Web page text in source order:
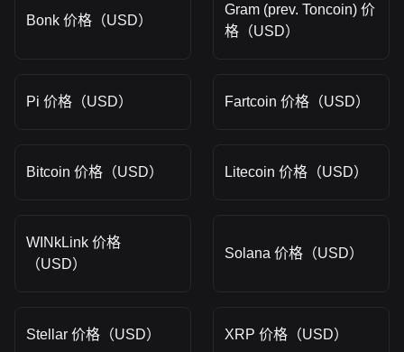
Bonk 价格（USD）
Gram (prev. Toncoin) 价
格（USD）
Pi 价格（USD） Fartcoin 价格（USD）
Bitcoin 价格（USD） Litecoin 价格（USD）
WINkLink 价格
（USD）
Solana 价格（USD）
Stellar 价格（USD） XRP 价格（USD）